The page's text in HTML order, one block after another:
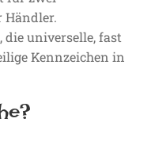
Händler.
die universelle, fast
Kennzeichen in